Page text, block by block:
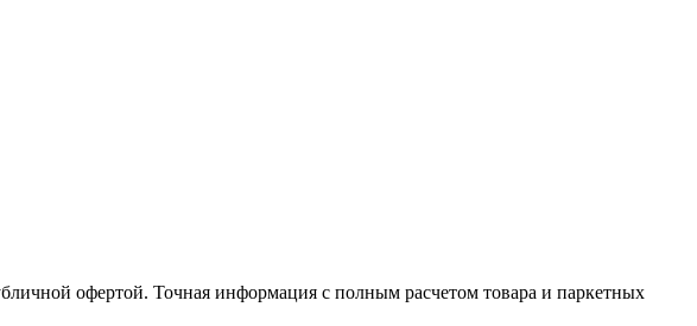
офертой. Точная информация с полным расчетом товара и паркетных